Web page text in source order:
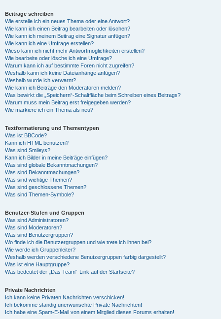
Beiträge schreiben
Wie erstelle ich ein neues Thema oder eine Antwort?
Wie kann ich einen Beitrag bearbeiten oder löschen?
Wie kann ich meinem Beitrag eine Signatur anfügen?
Wie kann ich eine Umfrage erstellen?
Wieso kann ich nicht mehr Antwortmöglichkeiten erstellen?
Wie bearbeite oder lösche ich eine Umfrage?
Warum kann ich auf bestimmte Foren nicht zugreifen?
Weshalb kann ich keine Dateianhänge anfügen?
Weshalb wurde ich verwarnt?
Wie kann ich Beiträge den Moderatoren melden?
Was bewirkt die „Speichern“-Schaltfläche beim Schreiben eines Beitrags?
Warum muss mein Beitrag erst freigegeben werden?
Wie markiere ich ein Thema als neu?
Textformatierung und Thementypen
Was ist BBCode?
Kann ich HTML benutzen?
Was sind Smileys?
Kann ich Bilder in meine Beiträge einfügen?
Was sind globale Bekanntmachungen?
Was sind Bekanntmachungen?
Was sind wichtige Themen?
Was sind geschlossene Themen?
Was sind Themen-Symbole?
Benutzer-Stufen und Gruppen
Was sind Administratoren?
Was sind Moderatoren?
Was sind Benutzergruppen?
Wo finde ich die Benutzergruppen und wie trete ich ihnen bei?
Wie werde ich Gruppenleiter?
Weshalb werden verschiedene Benutzergruppen farbig dargestellt?
Was ist eine Hauptgruppe?
Was bedeutet der „Das Team“-Link auf der Startseite?
Private Nachrichten
Ich kann keine Privaten Nachrichten verschicken!
Ich bekomme ständig unerwünschte Private Nachrichten!
Ich habe eine Spam-E-Mail von einem Mitglied dieses Forums erhalten!